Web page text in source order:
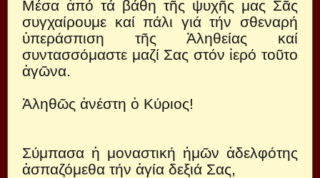
Μέσα ἀπό τά βάθη τῆς ψυχῆς μας Σᾶς
συγχαίρουμε καί πάλι γιά τήν σθεναρή
ὑπεράσπιση τῆς Ἀληθείας καί
συντασσόμαστε μαζί Σας στόν ἱερό τοῦτο
ἀγῶνα.
Ἀληθῶς ἀνέστη ὁ Κύριος!
Σύμπασα ἡ μοναστική ἡμῶν ἀδελφότης
ἀσπαζόμεθα τήν ἁγία δεξιά Σας,